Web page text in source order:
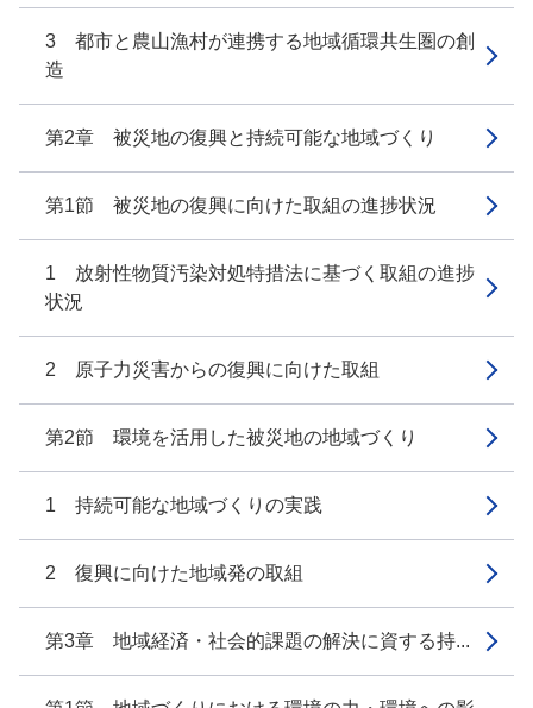
3 都市と農山漁村が連携する地域循環共生圏の創
造
第2章 被災地の復興と持続可能な地域づくり
第1節 被災地の復興に向けた取組の進捗状況
1 放射性物質汚染対処特措法に基づく取組の進捗
状況
2 原子力災害からの復興に向けた取組
第2節 環境を活用した被災地の地域づくり
1 持続可能な地域づくりの実践
2 復興に向けた地域発の取組
第3章 地域経済・社会的課題の解決に資する持...